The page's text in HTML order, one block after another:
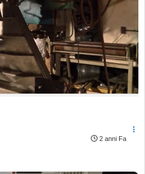
2 anni Fa